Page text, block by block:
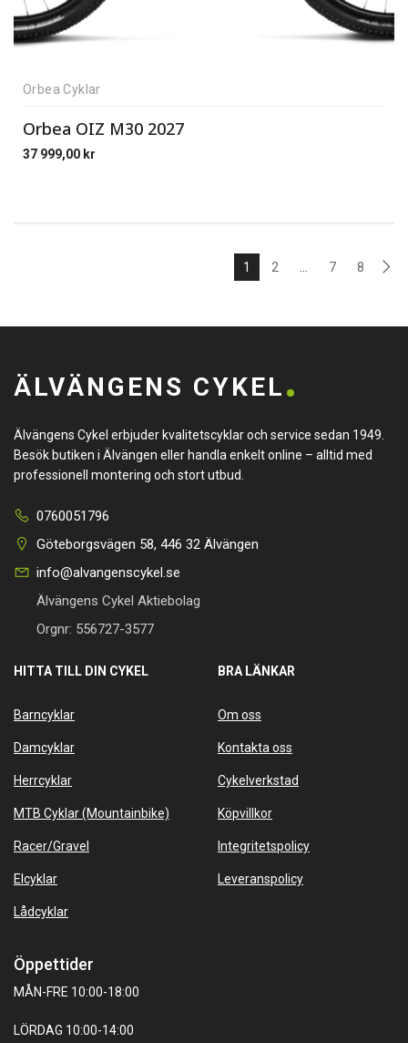
Orbea Cyklar
Orbea OIZ M30 2027
37 999,00 kr
1 2 7 8
ÄLVÄNGENS CYKEL
Älvängens Cykel erbjuder kvalitetscyklar och service sedan 1949.
Besök butiken i Älvängen eller handla enkelt online – alltid med
professionell montering och stort utbud.
0760051796
Göteborgsvägen 58, 446 32 Älvängen
info@alvangenscykel.se
Älvängens Cykel Aktiebolag
Orgnr: 556727-3577
HITTA TILL DIN CYKEL
Barncyklar
Damcyklar
Herrcyklar
MTB Cyklar (Mountainbike)
Racer/Gravel
Elcyklar
Lådcyklar
BRA LÄNKAR
Om oss
Kontakta oss
Cykelverkstad
Köpvillkor
Integritetspolicy
Leveranspolicy
Öppettider
MÅN-FRE 10:00-18:00
LÖRDAG 10:00-14:00